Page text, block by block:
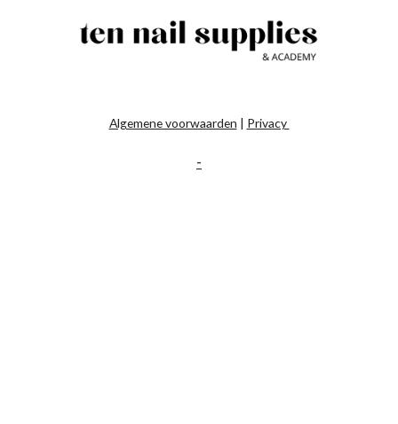
Algemene voorwaarden | Privacy
-